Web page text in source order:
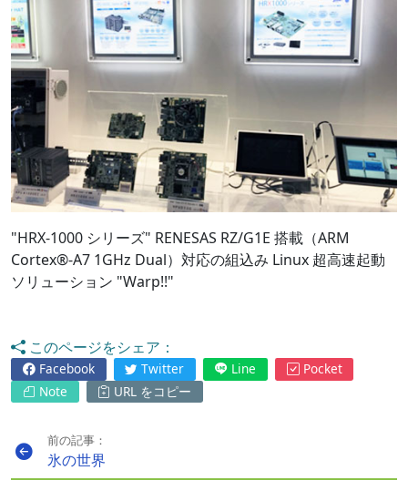
"HRX-1000 シリーズ" RENESAS RZ/G1E 搭載（ARM
Cortex®-A7 1GHz Dual）対応の組込み Linux 超高速起動
ソリューション "Warp!!"
このページをシェア：
Facebook Twitter Line
Pocket
Note
URL をコピー
前の記事：
氷の世界